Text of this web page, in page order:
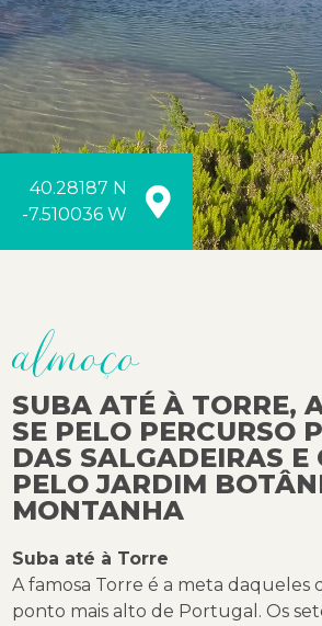
40.28187 N
-7.510036 W
almoço
SUBA ATÉ À TORRE,
SE PELO PERCURSO
DAS SALGADEIRAS E
PELO JARDIM
MONTANHA
Suba até à Torre
A famosa Torre é a meta daqueles
ponto mais alto de Portugal. Os